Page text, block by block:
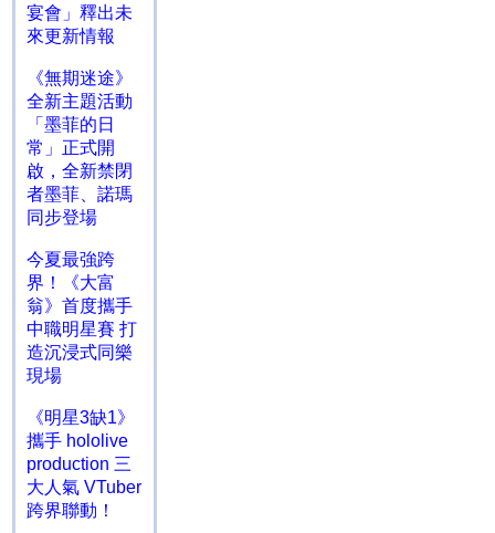
宴會」釋出未
來更新情報
《無期迷途》
全新主題活動
「墨菲的日
常」正式開
啟，全新禁閉
者墨菲、諾瑪
同步登場
今夏最強跨
界！《大富
翁》首度攜手
中職明星賽 打
造沉浸式同樂
現場
《明星3缺1》
攜手 hololive
production 三
大人氣 VTuber
跨界聯動！